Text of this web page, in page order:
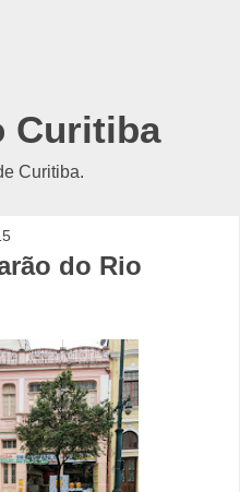
Curitiba
Curitiba.
do Rio